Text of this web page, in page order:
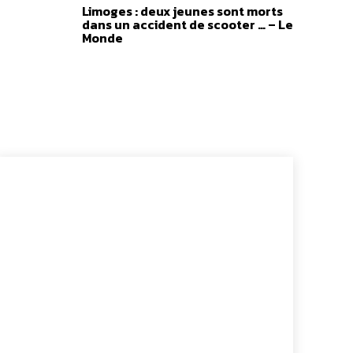
Limoges : deux jeunes sont morts
dans un accident de scooter … – Le
Monde